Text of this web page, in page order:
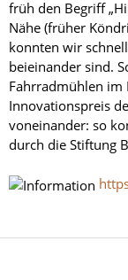
früh den Begriff
Nähe (früher
konnten wir
beieinander sind.
Fahrradmühlen im
Innovationspreis
voneinander: so
durch die Stiftung